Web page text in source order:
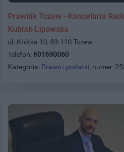
Prawnik Tczew - Kancelaria
Kubiak-Lipowska
ul. Krótka 10, 83-110 Tczew
Telefon: 601690060
Kategoria: Prawo i podatki, numer: